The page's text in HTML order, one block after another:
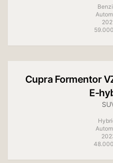
Cupra Formentor
E-